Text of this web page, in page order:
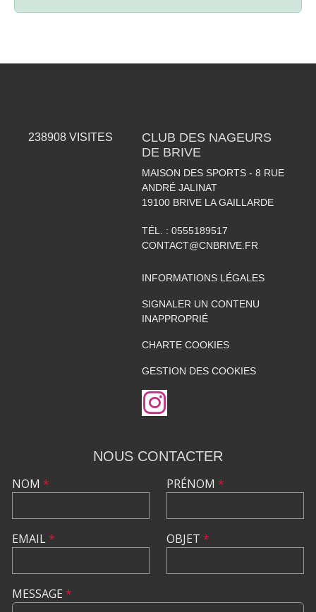
238908 VISITES
CLUB DES NAGEURS
DE BRIVE
MAISON DES SPORTS - 8 RUE
ANDRÉ JALINAT
19100 BRIVE LA GAILLARDE
TÉL. : 0555189517
CONTACT@CNBRIVE.FR
INFORMATIONS LÉGALES
SIGNALER UN CONTENU
INAPPROPRIÉ
CHARTE COOKIES
GESTION DES COOKIES
NOUS CONTACTER
NOM *
EMAIL*
PRÉNOM *
OBJET *
MESSAGE *